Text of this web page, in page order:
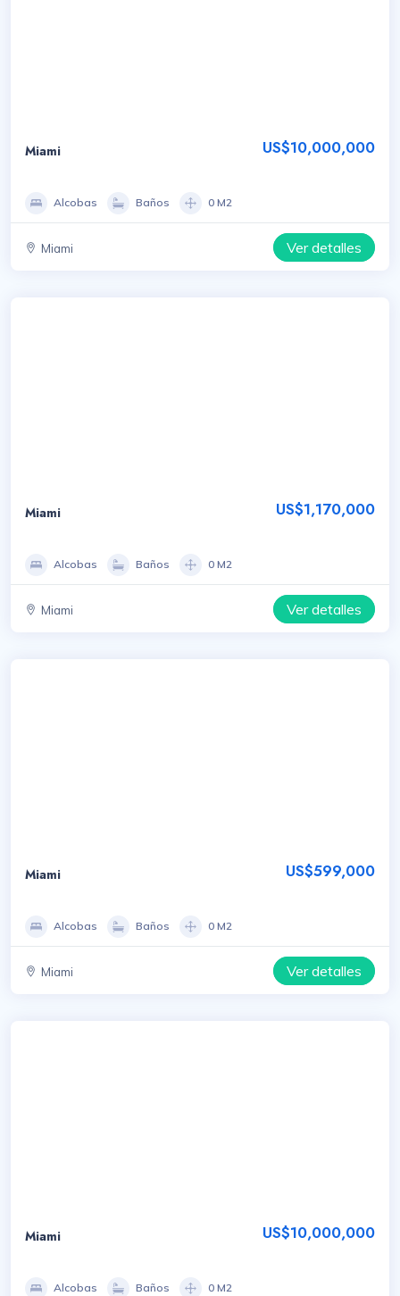
Miami US$10,000,000
Alcobas Baños 0 M2
Miami Ver detalles
Miami US$1,170,000
Alcobas Baños 0 M2
Miami Ver detalles
Miami US$599,000
Alcobas Baños 0 M2
Miami Ver detalles
Miami US$10,000,000
Alcobas Baños 0 M2